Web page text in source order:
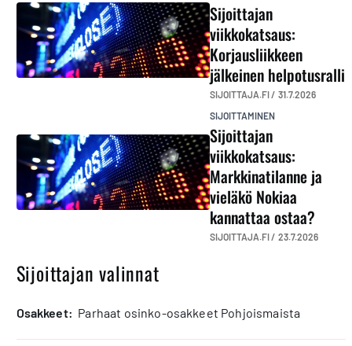
Sijoittajan
viikkokatsaus:
Korjausliikkeen
jälkeinen helpotusralli
SIJOITTAJA.FI / 31.7.2026
SIJOITTAMINEN
Sijoittajan
viikkokatsaus:
Markkinatilanne ja
vieläkö Nokiaa
kannattaa ostaa?
SIJOITTAJA.FI / 23.7.2026
Sijoittajan valinnat
osakkeet: Parhaat osinko-osakkeet Pohjoismaista